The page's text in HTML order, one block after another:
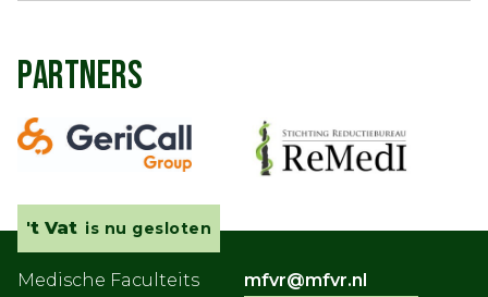
PARTNERS
't Vat is nu gesloten
Medische Faculteits
mfvr@mfvr.nl